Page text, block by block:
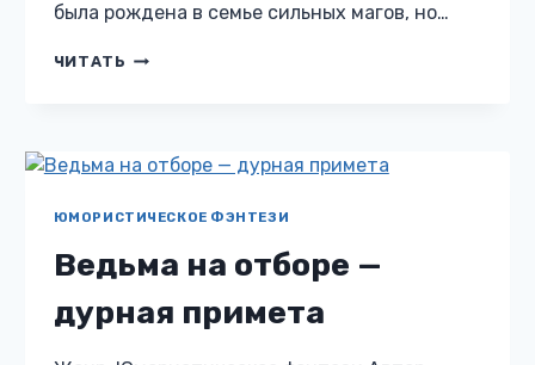
была рождена в семье сильных магов, но…
ЧИТАТЬ ВЫРВАННАЯ
ОБЛАЧНОГО
ЮМОРИСТИЧЕСКОЕ ФЭНТЕЗИ
Ведьма на отборе —
дурная примета